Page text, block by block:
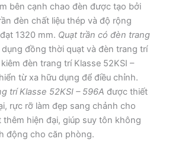
bên cạnh chao đèn được tạo bởi
đèn chất liệu thép và độ rộng
1320 mm. Quạt trần có đèn trang
đồng thời quạt và đèn trang trí
đèn trang trí Klasse 52KSI –
từ xa hữu dụng để điều chỉnh.
trí Klasse 52KSI – 596A được thiết
rực rỡ làm đẹp sang chảnh cho
hiện đại, giúp suy tôn không
động cho căn phòng.